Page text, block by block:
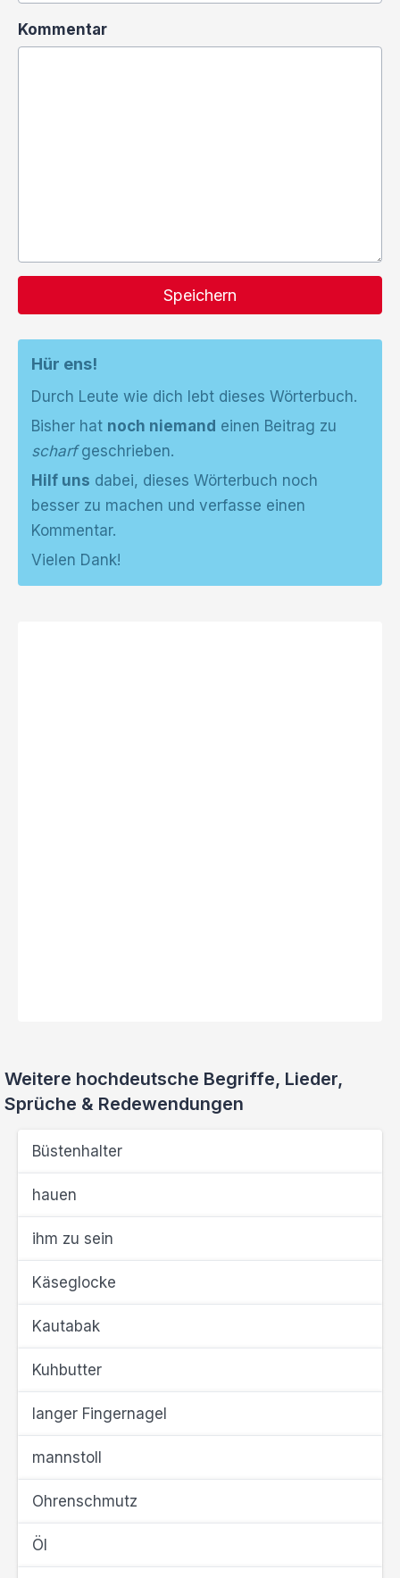
Kommentar
Speichern
Hür ens!
Durch Leute wie dich lebt dieses Wörterbuch.
Bisher hat noch niemand einen Beitrag zu
scharfgeschrieben.
Hilf uns dabei, dieses Wörterbuch noch
besser zu machen und verfasse einen
Kommentar.
Vielen Dank!
Weitere hochdeutsche Begriffe, Lieder,
Sprüche & Redewendungen
Büstenhalter
hauen
ihm zu sein
Käseglocke
Kautabak
Kuhbutter
langer Fingernagel
mannstoll
Ohrenschmutz
Öl